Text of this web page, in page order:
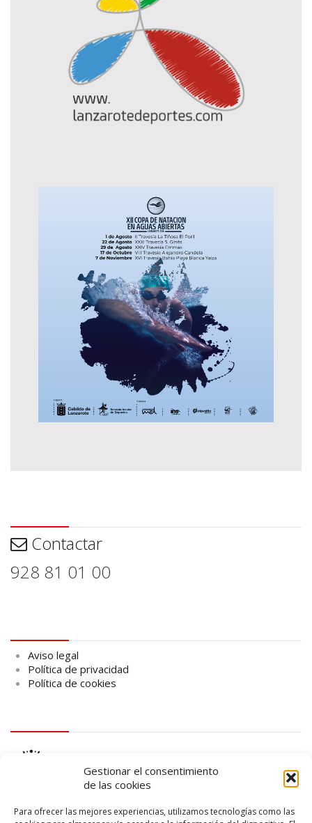
Gestionar el consentimiento
de las cookies
Para ofrecer las mejores experiencias, utilizamos tecnologías como las
Contactar
928 81 01 00
Aviso legal
Política de privacidad
Política de cookies